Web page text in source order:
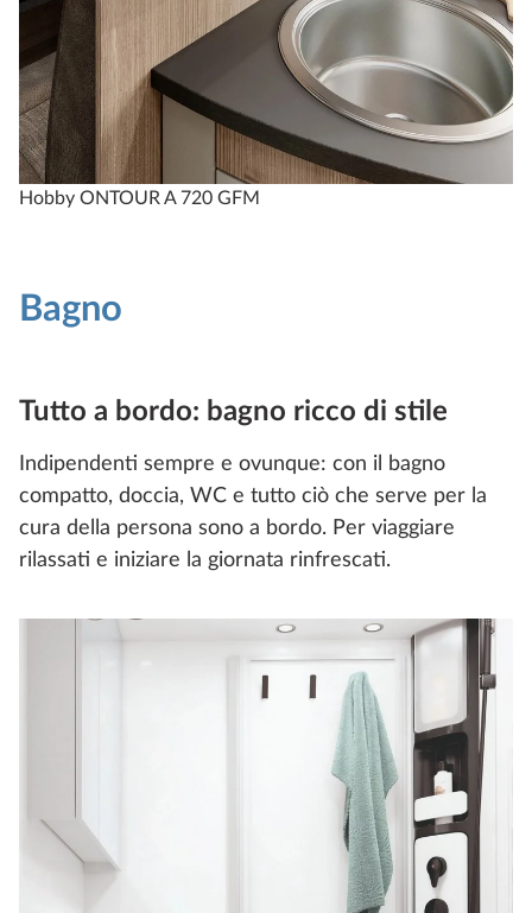
Hobby ONTOUR A 720 GFM
Bagno
Tutto a bordo: bagno ricco di stile
Indipendenti sempre e ovunque: con il bagno
compatto, doccia, WC e tutto ciò che serve per la
cura della persona sono a bordo. Per viaggiare
rilassati e iniziare la giornata rinfrescati.